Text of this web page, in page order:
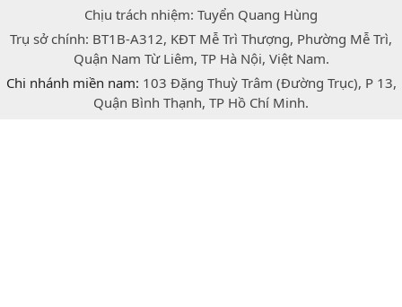
Chịu trách nhiệm: Tuyển Quang Hùng
Trụ sở chính: BT1B-A312, KĐT Mễ Trì Thượng, Phường Mễ Trì,
Quận Nam Từ Liêm, TP Hà Nội, Việt Nam.
Chi nhánh miền nam: 103 Đặng Thuỳ Trâm (Đường Trục), P 13,
Quận Bình Thạnh, TP Hồ Chí Minh.